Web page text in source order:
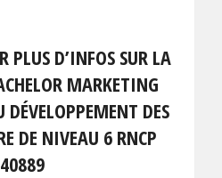
PLUS D’INFOS SUR LA
MARKETING
DÉVELOPPEMENT DES
DE NIVEAU 6 RNCP
40889